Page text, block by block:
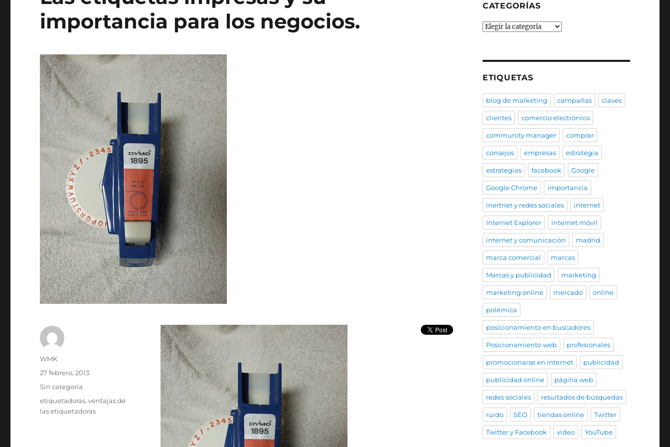
importancia para los negocios.
Autor
WMK
Publicado
el
27 febrero, 2013
Categorías
Sin categoría
Etiquetas
etiquetadoras,ventajas de
las etiquetadoras
CATEGORÍAS
Categorías
ETIQUETAS
blog de marketing campañas claves
clientes comercio electrónico
community manager comprar
consejos empresas estrategia
estrategias facebook Google
Google Chrome importancia
inertnet y redes sociales internet
Internet Explorer internet móvil
internet y comunicación madrid
marca comercial marcas
Marcas y publicidad marketing
marketing online mercado online
polémica
posicionamiento en buscadores
Posicionamiento web profesionales
promocionarse en internet publicidad
publicidad online página web
redes sociales resultados de búsquedas
ruido SEO tiendas online Twitter
Twitter y Facebook video YouTube